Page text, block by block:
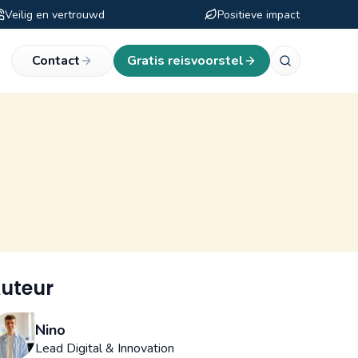
Veilig en vertrouwd Positieve impact
Contact Gratis reisvoorstel
Nino
Lead Digital & Innovation